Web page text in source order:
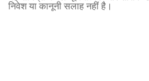
निवेश या कानूनी सलाह नहीं है।